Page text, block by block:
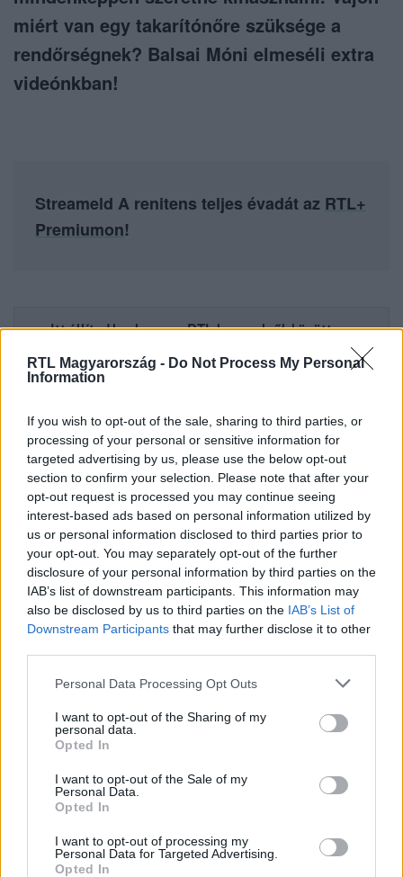
RTL Magyarország - Do Not Process My Personal
Information
If you wish to opt-out of the sale, sharing to third parties, or
processing of your personal or sensitive information for
targeted advertising by us, please use the below opt-out
section to confirm your selection. Please note that after your
opt-out request is processed you may continue seeing
interest-based ads based on personal information utilized by
us or personal information disclosed to third parties prior to
your opt-out. You may separately opt-out of the further
disclosure of your personal information by third parties on the
IAB’s list of downstream participants. This information may
also be disclosed by us to third parties on the IAB’s List of
Downstream Participants that may further disclose it to other
Please note that this website/app uses one or more Google
not limited to your visit or usage behaviour. You may click to
grant or deny consent to Google and its third-party tags to
use your data for below specified purposes in below Google
consent section.
Personal Data Processing Opt Outs
I want to opt-out of the Sharing of my
personal data.
Opted In
I want to opt-out of the Sale of my
Personal Data.
Opted In
I want to opt-out of processing my
Personal Data for Targeted Advertising.
Opted In
miért van egy takarítónőre szüksége a
rendőrségnek? Balsai Móni elmeséli extra
videónkban!
Streameld A renitens teljes évadát az RTL+
Premiumon!
Itt állítsd be, hogy az RTL.hu az elsők között
Kövess minket, és értesülj a friss hírekről a
Facebookon is!
Követem
A RENITENS RTL #EXTRA VIDEÓK
SOROZAT
INTERJÚ